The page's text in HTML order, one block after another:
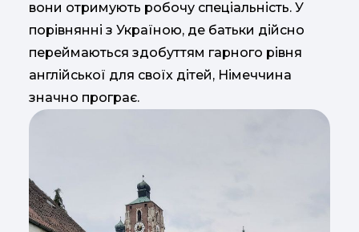
вони отримують робочу спеціальність. У
порівнянні з Україною, де батьки дійсно
переймаються здобуттям гарного рівня
англійської для своїх дітей, Німеччина
значно програє.